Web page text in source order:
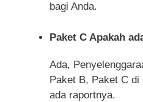
bagi Anda.
Paket C Apakah
Ada,
Paket B, Paket C di
ada raportnya.